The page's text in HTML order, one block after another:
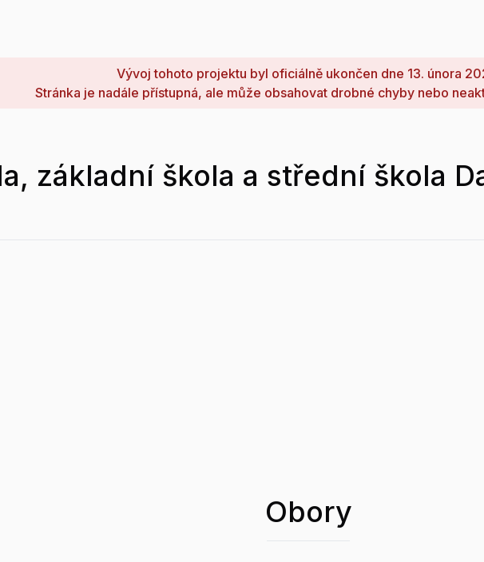
Vývoj tohoto projektu byl oficiálně ukončen dne 13. února
Stránka je nadále přístupná, ale může obsahovat drobné chyby nebo
základní škola a střední škola
Obory